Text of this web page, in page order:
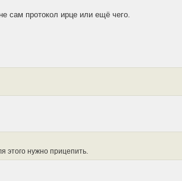
сам протокол ирце или ещё чего.
этого нужно прицепить.